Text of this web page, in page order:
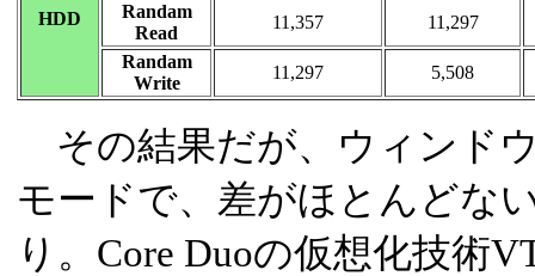
HDD
Randam
Read
11,357
11,297
Randam
Write
11,297 5,508
その結果だが、ウィンド
モードで、差がほとんどな
り。Core Duoの仮想化技術